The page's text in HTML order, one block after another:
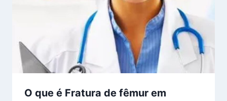
O que é Fratura de fêmur em